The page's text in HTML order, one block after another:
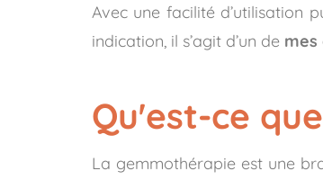
Avec une facilité d’utilisation
indication, il s’agit d’un de mes
Qu'est-ce
La gemmothérapie est une